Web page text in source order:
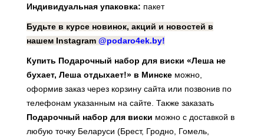
Индивидуальная упаковка: пакет
Будьте в курсе новинок, акций и новостей в
нашем Instagram @podaro4ek.by!
Купить Подарочный набор для виски «Леша не
бухает, Леша отдыхает!» в Минске можно,
оформив заказ через корзину сайта или позвонив по
телефонам указанным на сайте. Также заказать
Подарочный набор для виски можно с доставкой в
любую точку Беларуси (Брест, Гродно, Гомель,